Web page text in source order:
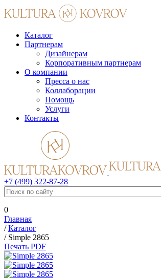
Каталог
Партнерам
Дизайнерам
Корпоративным партнерам
О компании
Пресса о нас
Коллаборации
Помощь
Услуги
Контакты
+7 (499) 322-87-28
0
Главная
/Каталог
/ Simple 2865
Печать PDF